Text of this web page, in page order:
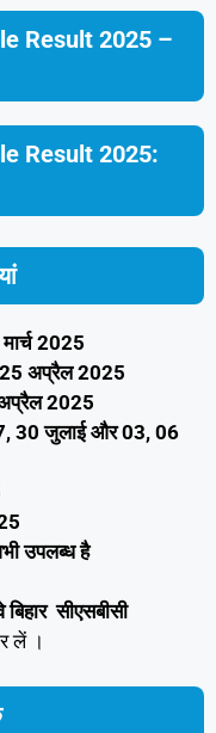
Result 2025 –
Result 2025:
2025
25 अप्रैल 2025
2025
30 जुलाई और 03, 06
उपलब्ध है
सीएसबीसी
लें ।